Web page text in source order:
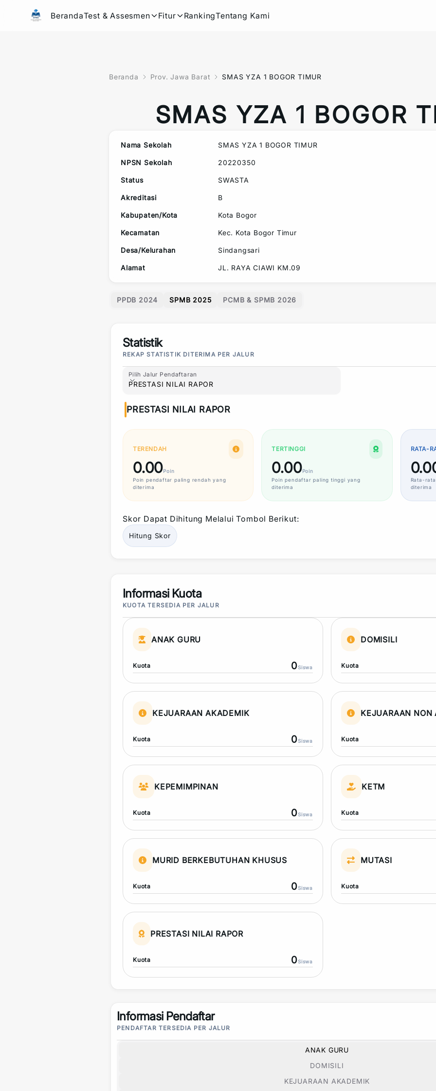
BerandaTest & Assesmen Fitur RankingTentang Kami
Beranda Prov. Jawa Barat SMAS YZA 1 BOGOR TIMUR
SMAS YZA 1 BOGOR
Nama Sekolah SMAS YZA 1 BOGOR TIMUR
NPSN Sekolah 20220350
Status SWASTA
Akreditasi B
Kabupaten/Kota Kota Bogor
Kecamatan Kec. Kota Bogor Timur
Desa/Kelurahan Sindangsari
Alamat JL. RAYA CIAWI KM.09
PPDB 2024 SPMB 2025 PCMB & SPMB 2026
Statistik
REKAP STATISTIK DITERIMA PER JALUR
Pilih Jalur Pendaftaran
Pilih Jalur Pendaftaran
PRESTASI NILAI RAPOR
PRESTASI NILAI RAPOR
TERENDAH
0.00Poin
Poin pendaftar paling rendah yang
diterima
TERTINGGI
0.00Poin
Poin pendaftar paling tinggi yang
diterima
RATA-
Rata-rata
diterima
Skor Dapat Dihitung Melalui Tombol Berikut:
Hitung Skor
Informasi Kuota
KUOTA TERSEDIA PER JALUR
ANAK GURU
Kuota 0Siswa
DOMISILI
Kuota
KEJUARAAN AKADEMIK
Kuota 0Siswa
KEJUARAAN NON
Kuota
KEPEMIMPINAN
Kuota 0Siswa
KETM
Kuota
MURID BERKEBUTUHAN KHUSUS
Kuota 0Siswa
MUTASI
Kuota
PRESTASI NILAI RAPOR
Kuota 0Siswa
Informasi Pendaftar
PENDAFTAR TERSEDIA PER JALUR
ANAK GURU
DOMISILI
KEJUARAAN AKADEMIK